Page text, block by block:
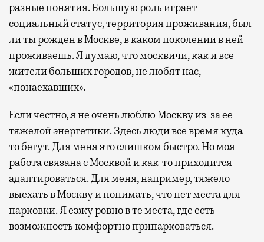
разные понятия. Большую роль играет
социальный статус, территория проживания, был
ли ты рожден в Москве, в каком поколении в ней
проживаешь. Я думаю, что москвичи, как и все
жители больших городов, не любят нас,
«понаехавших».
Если честно, я не очень люблю Москву из-за ее
тяжелой энергетики. Здесь люди все время куда-
то бегут. Для меня это слишком быстро. Но моя
работа связана с Москвой и как-то приходится
адаптироваться. Для меня, например, тяжело
выехать в Москву и понимать, что нет места для
парковки. Я езжу ровно в те места, где есть
возможность комфортно припарковаться.